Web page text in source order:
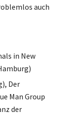
auch
in New
Der
Man Group
der